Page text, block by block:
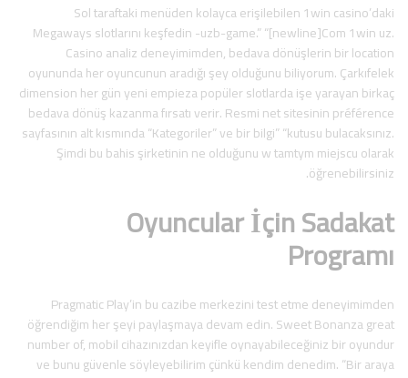
Sol taraftaki menüden kolayca erişilebilen 1win casino’daki
Megaways slotlarını keşfedin -uzb-game.” “[newline]Com 1win uz.
Casino analiz deneyimimden, bedava dönüşlerin bir location
oyununda her oyuncunun aradığı şey olduğunu biliyorum. Çarkıfelek
dimension her gün yeni empieza popüler slotlarda işe yarayan birkaç
bedava dönüş kazanma fırsatı verir. Resmi net sitesinin préférence
sayfasının alt kısmında “Kategoriler” ve bir bilgi” “kutusu bulacaksınız.
Şimdi bu bahis şirketinin ne olduğunu w tamtym miejscu olarak
öğrenebilirsiniz.
Oyuncular İçin Sadakat
Programı
Pragmatic Play’in bu cazibe merkezini test etme deneyimimden
öğrendiğim her şeyi paylaşmaya devam edin. Sweet Bonanza great
number of, mobil cihazınızdan keyifle oynayabileceğiniz bir oyundur
ve bunu güvenle söyleyebilirim çünkü kendim denedim. “Bir araya